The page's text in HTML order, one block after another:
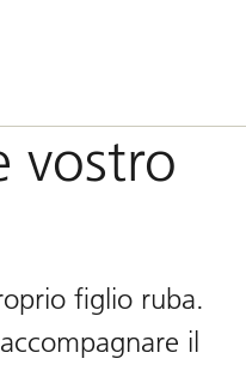
vostro
figlio ruba.
il